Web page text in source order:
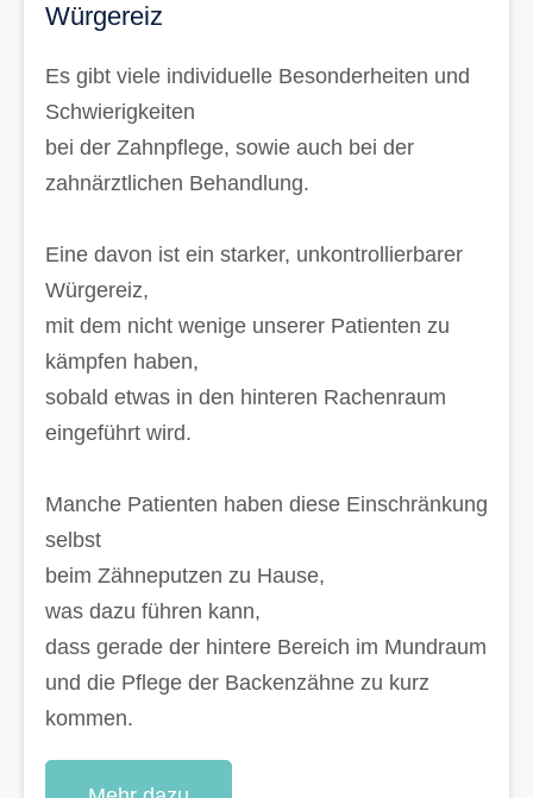
Würgereiz
Es gibt viele individuelle Besonderheiten und
Schwierigkeiten
bei der Zahnpflege, sowie auch bei der
zahnärztlichen Behandlung.
Eine davon ist ein starker, unkontrollierbarer
Würgereiz,
mit dem nicht wenige unserer Patienten zu
kämpfen haben,
sobald etwas in den hinteren Rachenraum
eingeführt wird.
Manche Patienten haben diese Einschränkung
selbst
beim Zähneputzen zu Hause,
was dazu führen kann,
dass gerade der hintere Bereich im Mundraum
und die Pflege der Backenzähne zu kurz
kommen.